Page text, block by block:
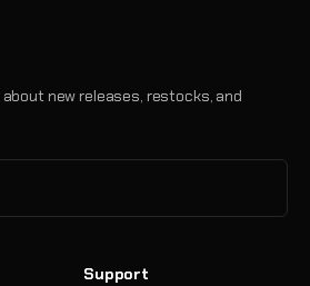
new releases, restocks, and
Support